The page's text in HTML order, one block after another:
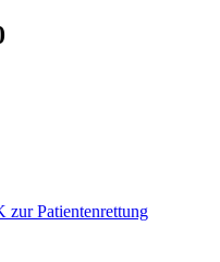
Patientenrettung